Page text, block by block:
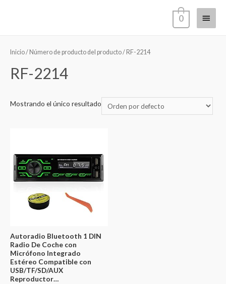
Menú
0
Inicio/ Número de producto del producto / RF-2214
RF-2214
Mostrando el único resultado
Autoradio Bluetooth 1 DIN
Radio De Coche con
Micrófono Integrado
Estéreo Compatible con
USB/TF/SD/AUX
Reproductor…